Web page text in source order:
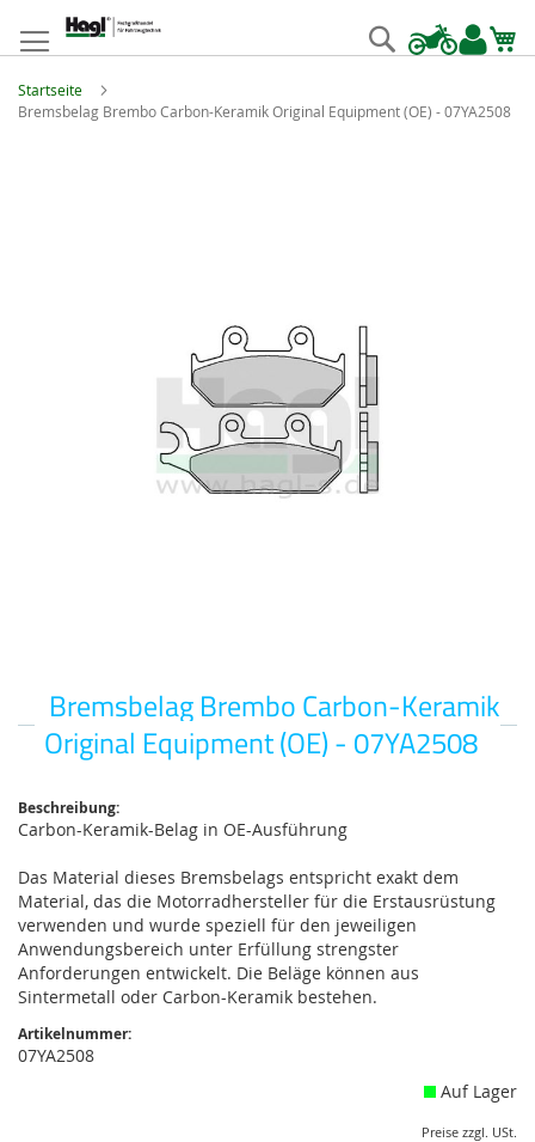
springen
Suche
Startseite
Bremsbelag Brembo Carbon-Keramik Original Equipment (OE) - 07YA2508
Bremsbelag Brembo Carbon-Keramik
Original Equipment (OE) - 07YA2508
Zum
Anfang
Beschreibung:
Carbon-Keramik-Belag in OE-Ausführung
Das Material dieses Bremsbelags entspricht exakt dem
Material, das die Motorradhersteller für die Erstausrüstung
verwenden und wurde speziell für den jeweiligen
Anwendungsbereich unter Erfüllung strengster
Anforderungen entwickelt. Die Beläge können aus
Sintermetall oder Carbon-Keramik bestehen.
Artikelnummer:
07YA2508
Auf Lager
Preise zzgl. USt.